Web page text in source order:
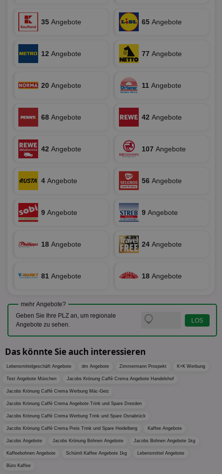
35 Angebote 65 Angebote
12 Angebote 77 Angebote
20 Angebote 11 Angebote
68 Angebote 42 Angebote
42 Angebote 107 Angebote
4 Angebote 56 Angebote
9 Angebote 9 Angebote
18 Angebote 24 Angebote
81 Angebote 18 Angebote
mehr Angebote?
Geben Sie Ihre PLZ an, um regionale
Angebote zu sehen.
Das könnte Sie auch interessieren
Lebensmittelgeschäft Angebote dm Angebote Zimmermann Prospekt K+K Werbung
Test Angebote München Jacobs Krönung Caffè Crema Angebote Handelshof
Jacobs Krönung Caffè Crema Werbung Mäc-Geiz
Jacobs Krönung Caffè Crema Angebote Trink und Spare Dresden
Jacobs Krönung Caffè Crema Werbung Trink und Spare Osnabrück
Jacobs Krönung Caffè Crema Preis Trink und Spare Heidelberg Kaffee Angebote
Jacobs Angebote Jacobs Krönung Bohnen Angebote Jacobs Bohnen Angebote 1kg
Kaffeebohnen Angebote Schümli Kaffee Angebote 1kg Lebensmittel Angebote
Büro Kaffee
Performance
Funktionalität Unklassifizierte
Unbedingt erforderliche Cookies ermöglichen
wesentliche Kernfunktionen der Website wie die
Benutzeranmeldung und die Kontoverwaltung.
Website nicht ordnungsgemäß verwendet werden.
Provider/Domäne
aktionspreis.de
securitytoken
www.aktionspreis.de
CookieScriptConsent
CookieScript
1 Monat
für
Name Provider /Domäne
_ga_BZ0Z3NWXX5
.aktionspreis.de
Name Provider /Domäne
UserID1
ADITION technologies
AG
2 Monate 29
Tage
Name
Domäne
chkChromeAb67Sec .pubmatic.com
Chrome-
uid-bp-159
.ads.stickyadstv.com
.pubmatic.com
.adnxs.com
C
Adform
1 Monat 1